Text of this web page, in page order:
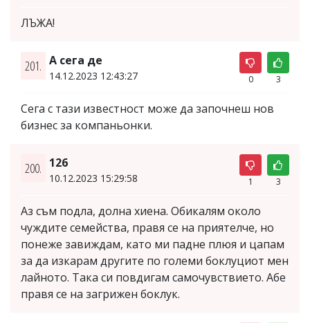
ЛЪЖА!
201. А сега де
14.12.2023 12:43:27 0 3
Сега с тази известност може да започнеш нов
бизнес за компаньонки.
200. 126
10.12.2023 15:29:58 1 3
Аз съм подла, долна хиена. Обикалям около
чуждите семейства, правя се на приятелче, но
понеже завиждам, като ми падне плюя и цапам
за да изкарам другите по големи боклуциот мен
лайното. Така си повдигам самочувствието. Абе
правя се на загрижен боклук.